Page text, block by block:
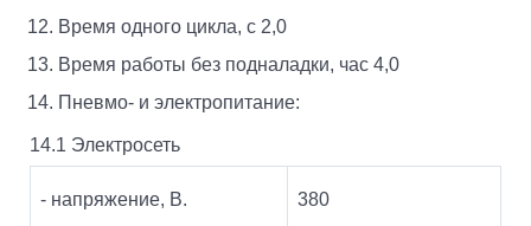
Время одного цикла, с 2,0
Время работы без подналадки, час 4,0
Пневмо- и электропитание:
14.1 Электросеть
- напряжение, В. 380